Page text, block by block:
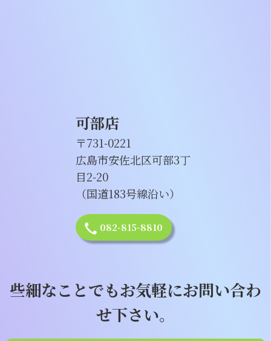
可部店
〒731-0221
広島市安佐北区可部3丁
目2-20
（国道183号線沿い）
082-815-8810
些細なことでもお気軽にお問い合わ
せ下さい。